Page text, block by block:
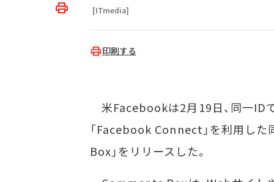
[ITmedia]
印刷する
米Facebookは2月19日、同一ID
「Facebook Connect」を利用し
Box」をリリースした。